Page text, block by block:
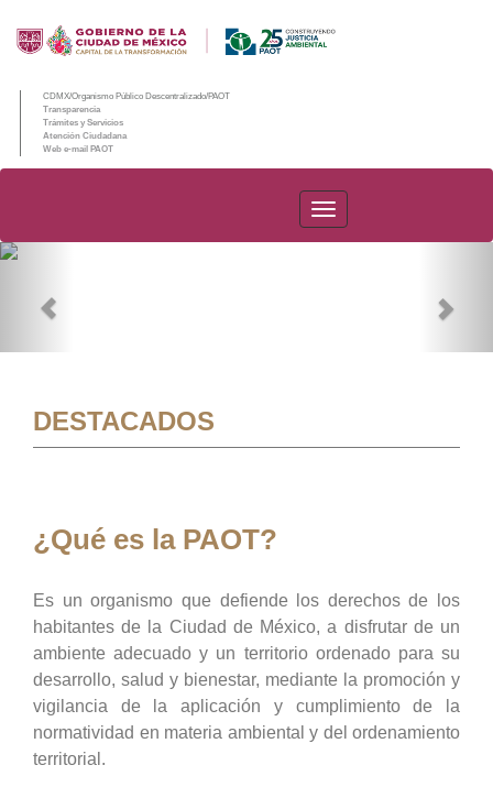
CDMX/Organismo Público Descentralizado/PAOT
Transparencia
Trámites y Servicios
Atención Ciudadana
Web e-mail PAOT
PAOT
DESTACADOS
¿Qué es la PAOT?
Es un organismo que defiende los derechos de los
habitantes de la Ciudad de México, a disfrutar de un
ambiente adecuado y un territorio ordenado para su
desarrollo, salud y bienestar, mediante la promoción y
vigilancia de la aplicación y cumplimiento de la
normatividad en materia ambiental y del ordenamiento
territorial.